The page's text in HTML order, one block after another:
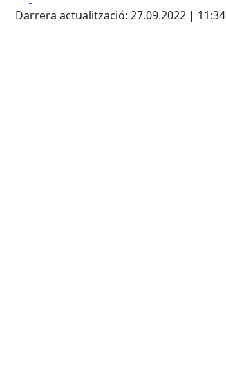
Darrera actualització: 27.09.2022 | 11:34